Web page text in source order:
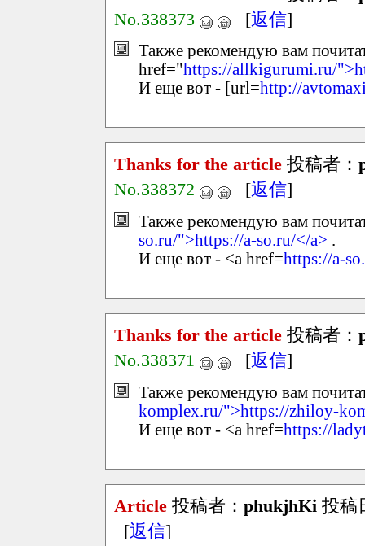
No.338373
[返信]
Также рекомендую вам
href="https://allkigurumi.ru/
И еще вот - [url=http://
Thanks for the article 投稿者：
No.338372
[返信]
Также рекомендую вам
so.ru/">https://a-so.ru/</a> .
И еще вот - <a href=https://a-
Thanks for the article 投稿者：
No.338371
[返信]
Также рекомендую вам
komplex.ru/">https://zhiloy-
И еще вот - <a href=https://
Article 投稿者： phukjhKi 投稿
[返信]